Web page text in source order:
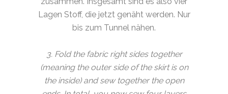
Lagen Stoff, die jetzt genäht werden. Nur
bis zum Tunnel nähen.
3. Fold the fabric right sides together
(meaning the outer side of the skirt is on
the inside) and sew together the open